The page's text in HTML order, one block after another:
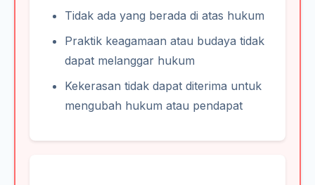
Tidak ada yang berada di atas hukum
Praktik keagamaan atau budaya tidak
dapat melanggar hukum
Kekerasan tidak dapat diterima untuk
mengubah hukum atau pendapat